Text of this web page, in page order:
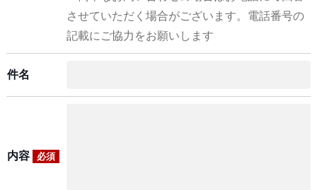
させていただく場合がございます。電話番号の
記載にご協力をお願いします
件名
内容 必須